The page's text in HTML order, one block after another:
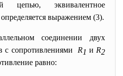
цепью, эквивалентное
выражением (3).
соединении двух
с сопротивлениями
R1 и R2
равно: